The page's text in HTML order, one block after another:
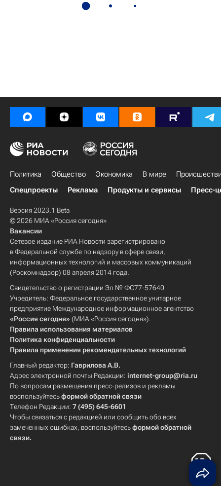
Политика Общество Экономика В мире
Спецпроекты
Реклама Продукты и сервисы Пресс-
Версия 2023.1 Beta
© 2026 МИА «Россия сегодня»
Вакансии
Сетевое издание РИА Новости зарегистрировано
в Федеральной службе по надзору в сфере связи,
информационных технологий и массовых коммуникаций
(Роскомнадзор) 08 апреля 2014 года.
Свидетельство о регистрации Эл № ФС77-57640
Учредитель: Федеральное государственное унитарное
предприятие Международное информационное агентство
«Россия сегодня» (МИА «Россия сегодня»).
Правила использования материалов
Политика конфиденциальности
Правила применения рекомендательных технологий
Главный редактор: Гаврилова А.В.
Адрес электронной почты Редакции: internet-group@ria.ru
По вопросам размещения пресс-релизов и рекламы
воспользуйтесьформой обратной связи
Телефон Редакции: 7 (495) 645-6601
Чтобы связаться с редакцией или сообщить обо всех
замеченных ошибках, воспользуйтесьформой обратной
связи.